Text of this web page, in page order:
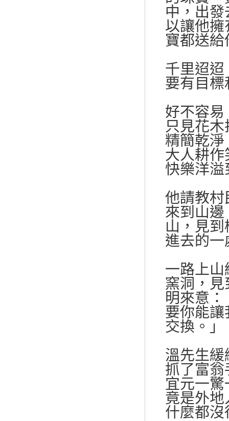
中，出
以讓他
寶都送給
千里迢
要有目
好不容
只見花
精簡乾
大人耕
快樂洋溢
他請教村
來到山
山，見
進去的
一路上
窯洞，
明來意
要你能
交換。」
溫先生
抓了富
宜元一
竟是外
什麼都